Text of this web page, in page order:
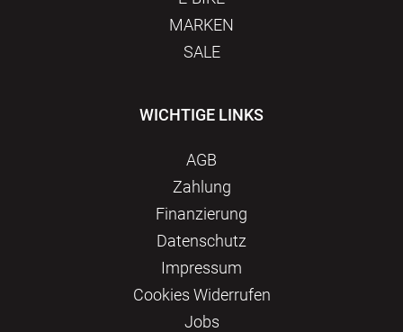
MARKEN
SALE
WICHTIGE LINKS
AGB
Zahlung
Finanzierung
Datenschutz
Impressum
Сookies Widerrufen
Jobs